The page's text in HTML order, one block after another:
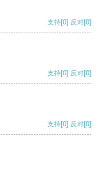
支持[0] 反对[0]
支持[0] 反对[0]
支持[0] 反对[0]